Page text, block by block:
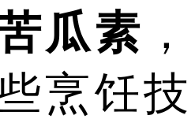
瓜素 ，
烹饪技